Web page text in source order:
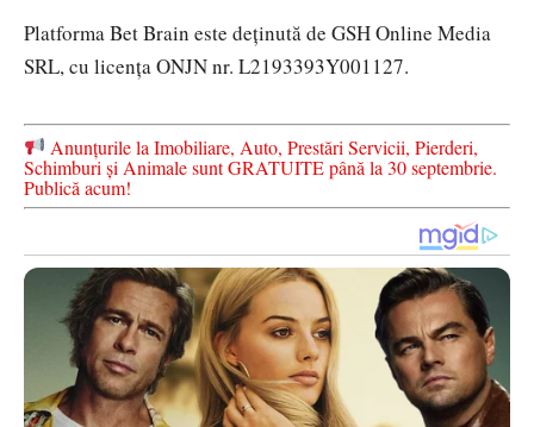
Platforma Bet Brain este deținută de GSH Online Media
SRL, cu licența ONJN nr. L2193393Y001127.
Anunțurile la Imobiliare, Auto, Prestări Servicii, Pierderi,
Schimburi și Animale sunt GRATUITE până la 30 septembrie.
Publică acum!